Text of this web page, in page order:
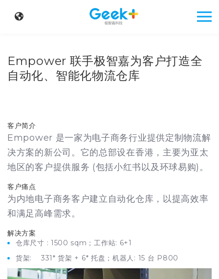
Empower 联手极智嘉为客户打造全
自动化、智能化物流仓库
客户简介
Empower 是一家为电子商务行业提供定制物流解
决方案的新公司。它的总部设在香港，主要为亚太
地区的客户提供服务 (包括小红书以及环球易购)。
客户痛点
为内地电子商务客户建立自动化仓库，以提高效率
和满足高峰需求。
解决方案
仓库尺寸 : 1500 sqm；工作站: 6+1
货架: 331* 货架 + 6* 托盘；机器人: 15 台 P800